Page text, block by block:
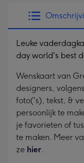
Leuke
day world's best
Wenskaart van
designers,
foto('s), tekst, &
persoonlijk te
je favorieten of
te maken. Meer
ze hier.